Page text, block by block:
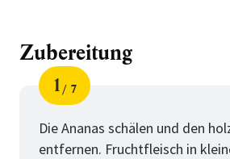
Zubereitung
Schritt
1
von
7
Die Ananas schälen und den
entfernen. Fruchtfleisch in